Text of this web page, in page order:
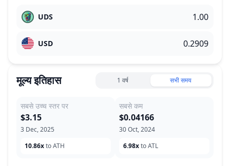
UDS
USD
मूल्य इतिहास 1 वर्ष सभी समय
सबसे उच्च स्तर पर
3 Dec, 2025
$3.15
10.86xto ATH
सबसे कम
30 Oct, 2024
$0.04166
6.98xto ATL